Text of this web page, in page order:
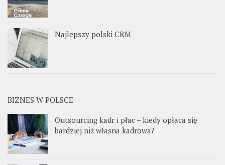
Najlepszy polski CRM
BIZNES W POLSCE
Outsourcing kadr i płac – kiedy opłaca się
bardziej niż własna kadrowa?